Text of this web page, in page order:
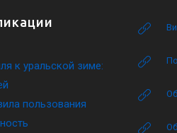
к уральской зиме:
пользования